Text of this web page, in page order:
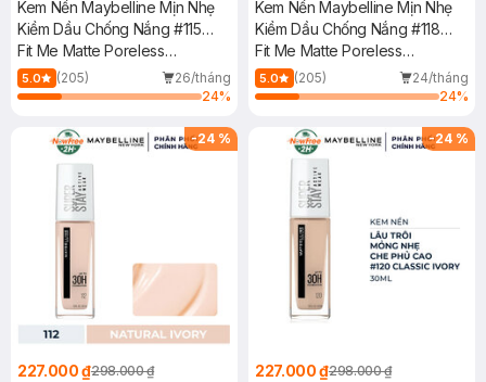
Kem Nền Maybelline Mịn Nhẹ
Kiềm Dầu Chống Nắng #115
30ml
Fit Me Matte Poreless
Foundation SPF 22 PA+++ #115
Ivory
5.0 (205)
26/tháng
24%
Kem Nền Maybelline Mịn Nhẹ
Kiềm Dầu Chống Nắng #118
30ml
Fit Me Matte Poreless
Foundation SPF 22 - 118 Light
Beige
5.0 (205)
24/tháng
24%
-24 %
227.000 ₫298.000 ₫
-24 %
227.000 ₫298.000 ₫